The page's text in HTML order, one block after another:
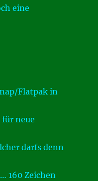
eine
Flatpak in
neue
darfs denn
160 Zeichen